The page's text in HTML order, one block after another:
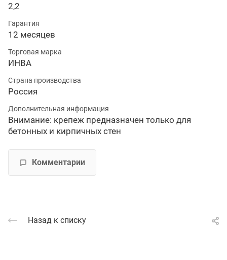
2,2
Гарантия
12 месяцев
Торговая марка
ИНВА
Страна производства
Россия
Дополнительная информация
Внимание: крепеж предназначен только для
бетонных и кирпичных стен
Комментарии
Назад к списку